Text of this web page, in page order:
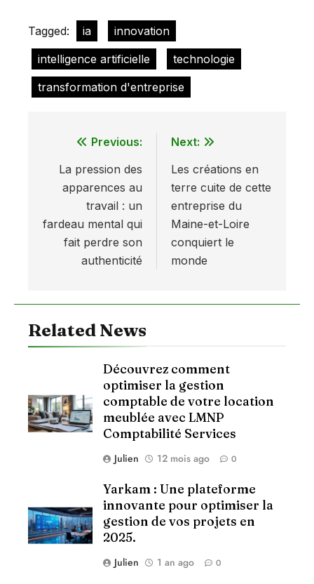
Tagged: ia
innovation
intelligence artificielle
technologie
transformation d'entreprise
Navigation
de
l’article
Previous:
La pression des
apparences au
travail : un
fardeau mental qui
fait perdre son
authenticité
Next:
Les créations en
terre cuite de cette
entreprise du
Maine-et-Loire
conquiert le
monde
Related News
Découvrez comment
optimiser la gestion
comptable de votre location
meublée avec LMNP
Comptabilité Services
Julien 12 mois ago 0
Yarkam : Une plateforme
innovante pour optimiser la
gestion de vos projets en
2025.
Julien 1 an ago 0